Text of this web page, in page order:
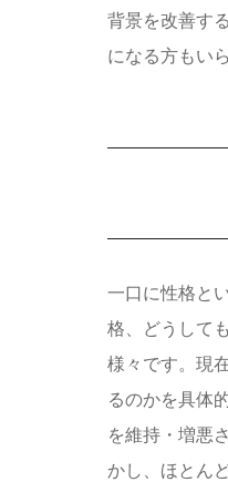
背景を改善す
になる方もい
一口に性格と
格、どうして
様々です。現
るのかを具体
を維持・増悪
かし、ほとん